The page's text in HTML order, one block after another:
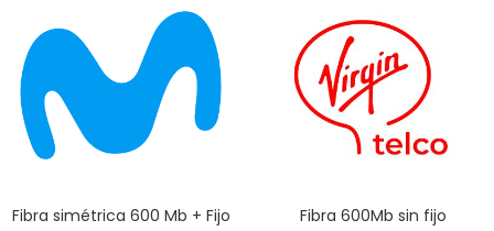
Fibra simétrica 600 Mb + Fijo Fibra 600Mb sin fijo